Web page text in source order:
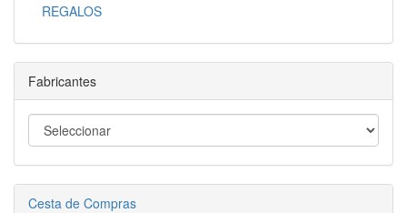
REGALOS
Fabricantes
Cesta de Compras